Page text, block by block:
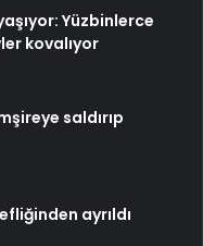
Yüzbinlerce
kovalıyor
saldırıp
ayrıldı